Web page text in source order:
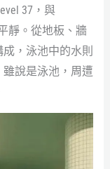
37，與
靜。從地板、牆
，泳池中的水則
說是泳池，周遭